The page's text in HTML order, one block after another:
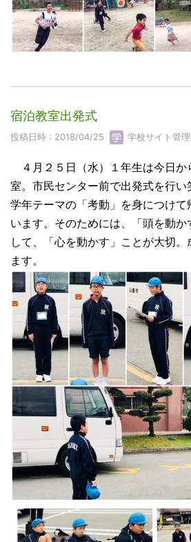
宿泊教室出発式
投稿日時 : 2018/04/25 学校サイト管
４月２５日（水）１年生は今日か
室。市民センター前で出発式を行い
学年テーマの「考動」を身につけ
います。そのためには、「頭を動
して、「心を動かす」ことが大切
ます。